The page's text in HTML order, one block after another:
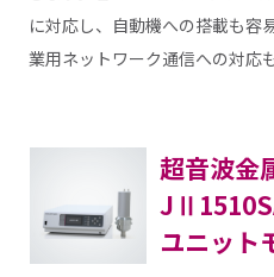
に対応し、自動機への搭載も容
業用ネットワーク通信への対応
超音波金
ユニット